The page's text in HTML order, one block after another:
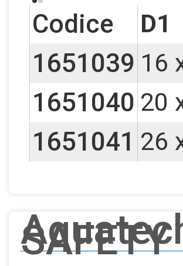
Codice D1
1651039 16
1651040 20
1651041 26
SAFETY